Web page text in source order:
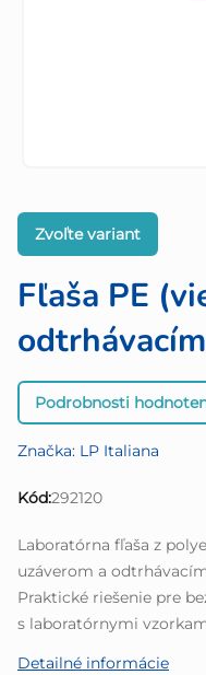
Fľaša PE
Priemerné
hodnotenie
je
0,0
5
hviezdičiek.
Podrobnosti
Značka: LP Italiana
Kód:292120
Zvoľte variant
Laboratórna fľaša z
uzáverom a
Praktické riešenie pre
s laboratórnymi
Detailné informácie